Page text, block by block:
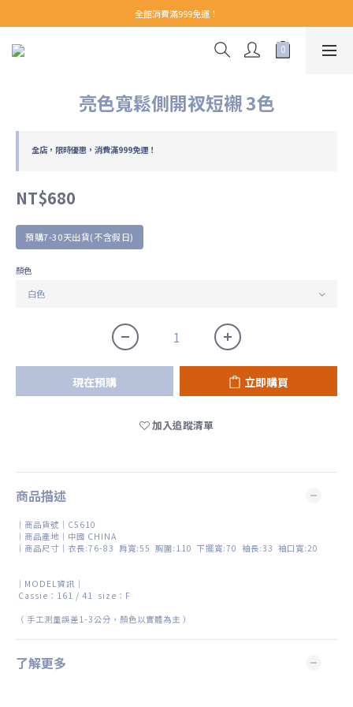
【 Welcome 】新會員首購即享免運！(至領券中心領取)
全館消費滿999免運！
【 Welcome 】新會員首購即享免運！(至領券中心領取)
亮色寬鬆側開衩短襯 3色
全店，限時優惠，消費滿999免運！
NT$680
預購7-30天出貨(不含假日)
顏色
現在預購 立即購買
加入追蹤清單
商品描述
｜商品貨號｜C5610
｜商品產地｜中國 CHINA
｜商品尺寸｜衣長:76-83 肩寬:55 胸圍:110 下擺寬:70 袖長:33 袖口寬:20
｜MODEL資訊｜
Cassie：161 / 41 size：F
（ 手工測量誤差1-3公分，顏色以實體為主 ）
了解更多